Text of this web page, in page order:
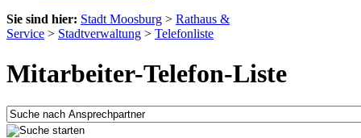
Sie sind hier: Stadt Moosburg > Rathaus &
Service > Stadtverwaltung > Telefonliste
Mitarbeiter-Telefon-Liste